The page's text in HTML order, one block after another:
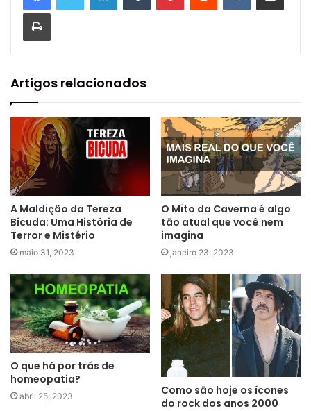
Artigos relacionados
A Maldição da Tereza
Bicuda: Uma História de
Terror e Mistério
maio 31, 2023
O Mito da Caverna é algo
tão atual que você nem
imagina
janeiro 23, 2023
O que há por trás de
homeopatia?
abril 25, 2023
Como são hoje os ícones
do rock dos anos 2000